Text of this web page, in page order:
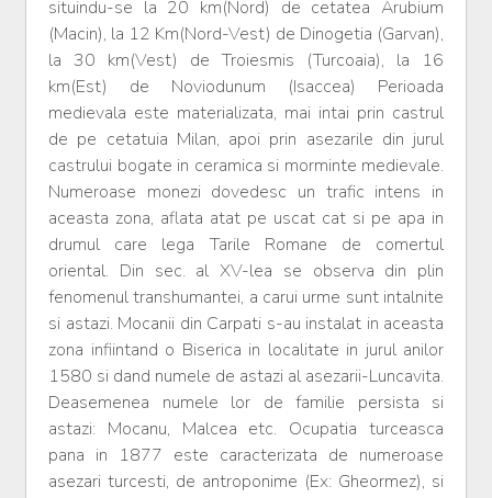
situindu-se la 20 km(Nord) de cetatea Arubium
(Macin), la 12 Km(Nord-Vest) de Dinogetia (Garvan),
la 30 km(Vest) de Troiesmis (Turcoaia), la 16
km(Est) de Noviodunum (Isaccea) Perioada
medievala este materializata, mai intai prin castrul
de pe cetatuia Milan, apoi prin asezarile din jurul
castrului bogate in ceramica si morminte medievale.
Numeroase monezi dovedesc un trafic intens in
aceasta zona, aflata atat pe uscat cat si pe apa in
drumul care lega Tarile Romane de comertul
oriental. Din sec. al XV-lea se observa din plin
fenomenul transhumantei, a carui urme sunt intalnite
si astazi. Mocanii din Carpati s-au instalat in aceasta
zona infiintand o Biserica in localitate in jurul anilor
1580 si dand numele de astazi al asezarii-Luncavita.
Deasemenea numele lor de familie persista si
astazi: Mocanu, Malcea etc. Ocupatia turceasca
pana in 1877 este caracterizata de numeroase
asezari turcesti, de antroponime (Ex: Gheormez), si